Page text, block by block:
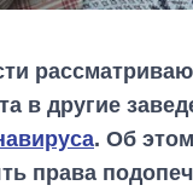
в другие
. Об
права